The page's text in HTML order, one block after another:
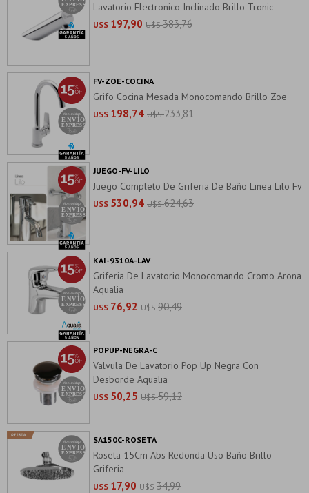
Lavatorio Electronico Inclinado Brillo Tronic
U$S 197,90 U$S 383,76
Grifo Cocina Mesada Monocomando Brillo Zoe
U$S 198,74 U$S 233,81
FV-ZOE-COCINA
Juego Completo De Griferia De Baño Linea Lilo Fv
U$S 530,94 U$S 624,63
JUEGO-FV-LILO
Griferia De Lavatorio Monocomando Cromo Arona
Aqualia
U$S 76,92 U$S 90,49
KAI-9310A-LAV
Valvula De Lavatorio Pop Up Negra Con
Desborde Aqualia
U$S 50,25 U$S 59,12
POPUP-NEGRA-C
Roseta 15Cm Abs Redonda Uso Baño Brillo
Griferia
U$S 17,90 U$S 34,99
SA150C-ROSETA